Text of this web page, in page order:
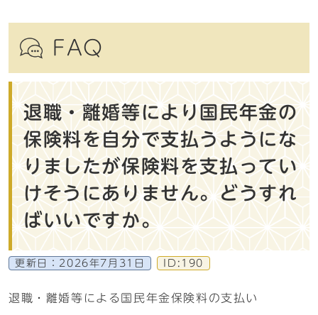
FAQ
退職・離婚等により国民年金の
保険料を自分で支払うようにな
りましたが保険料を支払ってい
けそうにありません。どうすれ
ばいいですか。
更新日： 2026年7月31日 ID:190
退職・離婚等による国民年金保険料の支払い